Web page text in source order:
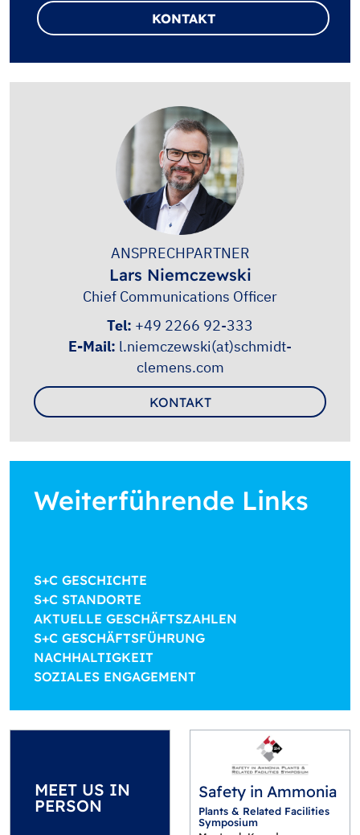
KONTAKT
ANSPRECHPARTNER
Lars Niemczewski
Chief Communications Officer
Tel: +49 2266 92-333
E-Mail: l.niemczewski(at)schmidt-
clemens.com
KONTAKT
Weiterführende Links
S+C GESCHICHTE
S+C STANDORTE
AKTUELLE GESCHÄFTSZAHLEN
S+C GESCHÄFTSFÜHRUNG
NACHHALTIGKEIT
SOZIALES ENGAGEMENT
MEET US IN
PERSON
Safety in Ammonia
Plants & Related Facilities
Symposium